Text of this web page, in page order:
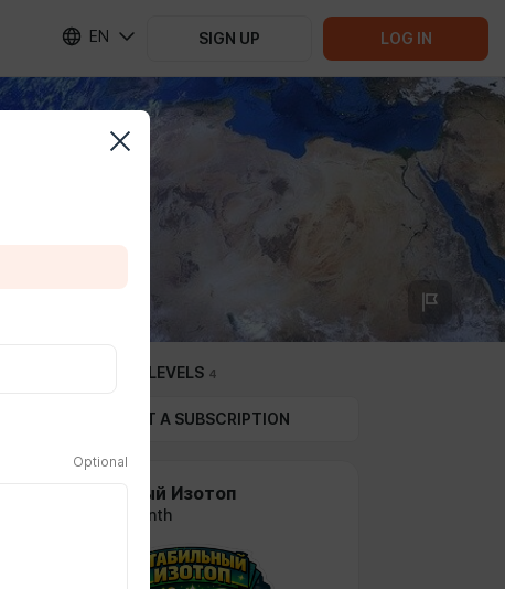
EN SIGN UP LOG IN
SUBSCRIPTION LEVELS 4
GIFT A SUBSCRIPTION
Стабильный Изотоп
$1.18 per month
Optional